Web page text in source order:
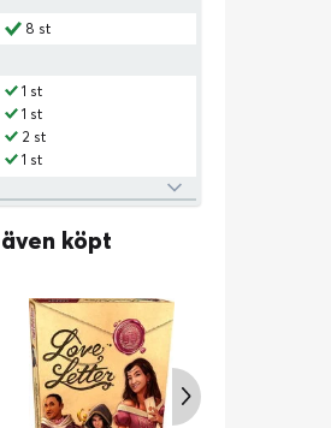
8 st
1 st
1 st
2 st
1 st
köpt